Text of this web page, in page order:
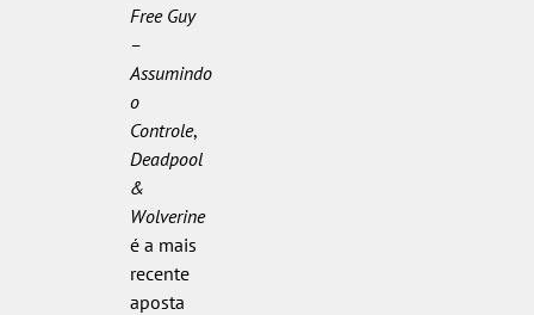
Free Guy
–
Assumindo
o
Controle,
Deadpool
&
Wolverine
é a mais
recente
aposta